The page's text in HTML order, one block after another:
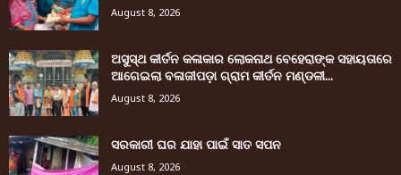
August 8, 2026
ଅସୁସ୍ଥ କୀର୍ତନ କଳାକାର ଲୋକନାଥ ବେହେରାଙ୍କ ସହାୟତାରେ
ଆଗେଇଲା ବଳାଜୀପଡ଼ା ଗ୍ରାମ କୀର୍ତନ ମଣ୍ଡଳୀ...
August 8, 2026
ସରକାରୀ ଘର ଯାହା ପାଇଁ ସାତ ସପନ
August 8, 2026